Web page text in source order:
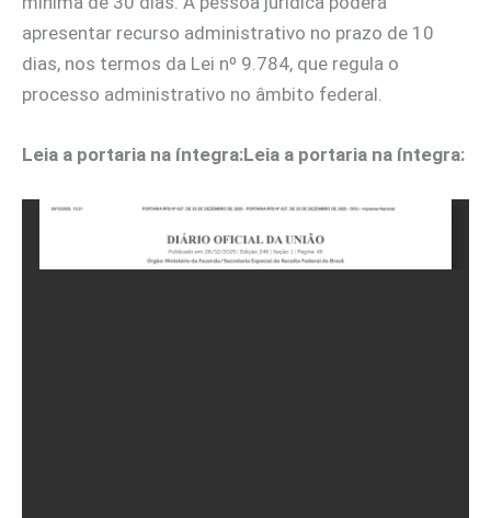
apresentar recurso administrativo no prazo de 10
dias, nos termos da Lei nº 9.784, que regula o
processo administrativo no âmbito federal.
Leia a portaria na íntegra:Leia a portaria na íntegra: